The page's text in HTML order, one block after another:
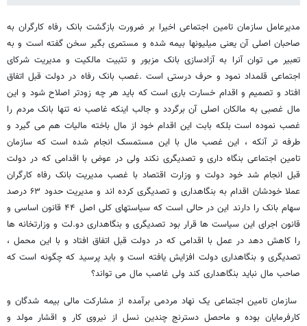
مدیرعامل سازمان تامین اجتماعی اخیرا بر ضرورت بازگشت بانک رفاه کارگران به
صاحبان اصلی آن یعنی میلیونها بیمه شده و مستمری بگیر سخن گفته است و به
تعبیر می توان آنرا به آزادسازی بانک مزبور و تثبیت مالکیت و مدیریت شرکای
اجتماعی قلمداد نمود و حرف درستی است .غصب بانک رفاه در دولت قبل اتفاق
افتاد و تصمیم و اقدام خسارت باری است که باید هر چه زودتر اصلاح شود و این
مال غصبی به مالکان اصلی آن برگردد و جالب اینکه غاصب نه تنها بانک مردم را
غصب نموده است بلکه بابت این اقدام خود از مال باخته مالیات هم می گیرد و
طرفه تر آنکه ، این غصب مال با این مستمسک انجام شده است که سازمان
تامین اجتماعی بنگاه داری و تصدیگری نکند ولی در عوض با اقدامی که در دولت
قبل انجام شد خود دولت و وزارت اقتصاد با غصب مدیریت بانک رفاه کارگران
عملا خودشان اقدام به بنگاهداری و تصدیگری کرده اند و مدیریت حدود ۶۳ درصد
سهام بانک را دارند این در حالی است که سیاستهای کلی اصل ۴۴ قانون اساسی و
قانون اجرای این سیاست ها قرار بود تصدیگری و بنگاهداری دو.لت و وزارتخانه ها
را کاهش دهد در عمل با اقدامی که در دولت قبل اتفاق افتاد و با این محمل ،
تصدیگری و بنگاهداری دولت افزایش یافته است و باید پرسید که چگونه است که
صاحب مال نباید بنگاهداری کند ولی غاصب مال می تواند؟
سازمان تامین اجتماعی یک نهاد مردمی برآمده از مشارکت مالی بیمه شدگان و
کارفرمایان بوده و ماحصل دسترنج چندین نسل از نیروی کار و اقشار مولد و